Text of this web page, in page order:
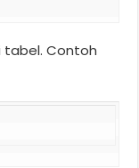
tabel. Contoh